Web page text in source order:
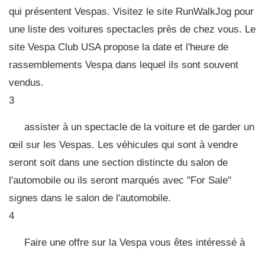
qui présentent Vespas. Visitez le site RunWalkJog pour
une liste des voitures spectacles près de chez vous. Le
site Vespa Club USA propose la date et l'heure de
rassemblements Vespa dans lequel ils sont souvent
vendus.
3
assister à un spectacle de la voiture et de garder un
œil sur les Vespas. Les véhicules qui sont à vendre
seront soit dans une section distincte du salon de
l'automobile ou ils seront marqués avec "For Sale"
signes dans le salon de l'automobile.
4
Faire une offre sur la Vespa vous êtes intéressé à